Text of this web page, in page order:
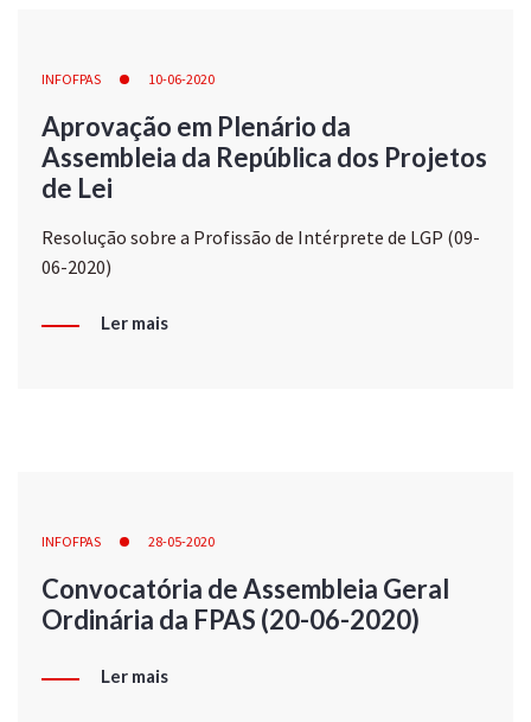
INFOFPAS 10-06-2020
Aprovação em Plenário da
Assembleia da República dos Projetos
de Lei
Resolução sobre a Profissão de Intérprete de LGP (09-
06-2020)
Ler mais
INFOFPAS 28-05-2020
Convocatória de Assembleia Geral
Ordinária da FPAS (20-06-2020)
Ler mais